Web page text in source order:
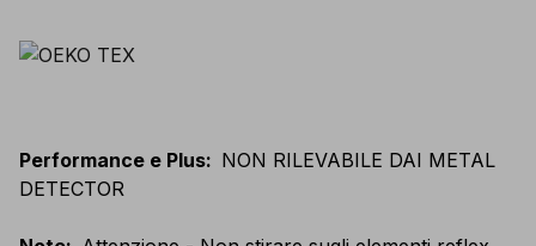
Performance e Plus: NON RILEVABILE DAI METAL
DETECTOR